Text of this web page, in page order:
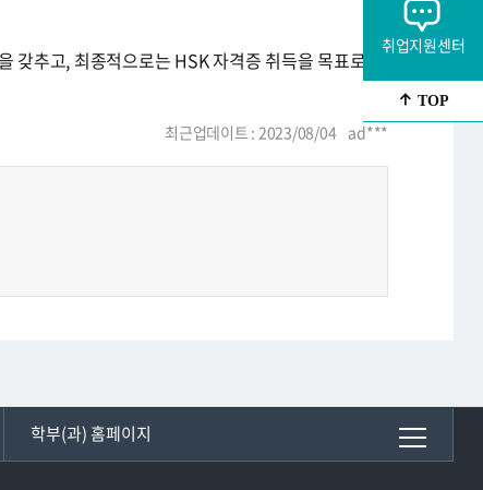
취업지원센터
TOP
추고, 최종적으로는 HSK 자격증 취득을 목표로 하
최근업데이트 : 2023/08/04 ad***
학부(과) 홈페이지